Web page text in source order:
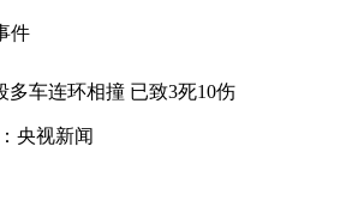
件
多车连环相撞 已致3死10伤
央视新闻